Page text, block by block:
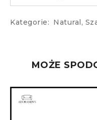
Kategorie: Natural ,
MOŻE